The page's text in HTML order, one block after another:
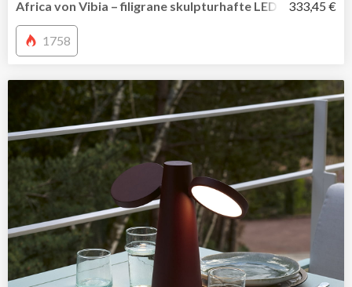
Africa von Vibia – filigrane skulpturhafte LED 333,45 €
1758